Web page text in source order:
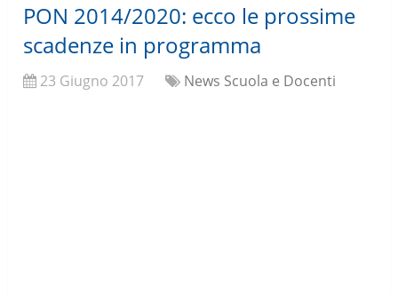
PON 2014/2020: ecco le prossime
scadenze in programma
23 Giugno 2017 News Scuola e Docenti